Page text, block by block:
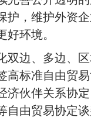
护，维护外资
好环境。
双边、多边、
高标准自由贸
济伙伴关系协
自由贸易协定